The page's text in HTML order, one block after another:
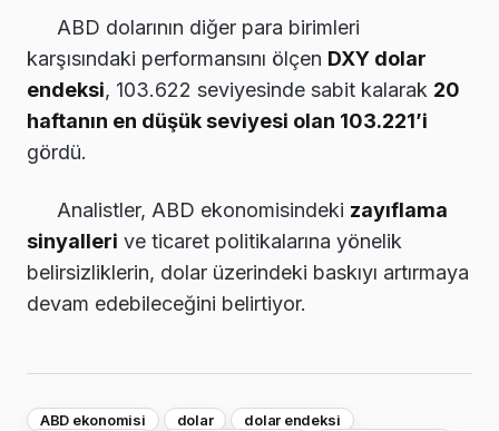
ABD dolarının diğer para birimleri
karşısındaki performansını ölçen DXY dolar
endeksi, 103.622 seviyesinde sabit kalarak 20
haftanın en düşük seviyesi olan 103.221’i
gördü.
Analistler, ABD ekonomisindeki zayıflama
sinyalleri ve ticaret politikalarına yönelik
belirsizliklerin, dolar üzerindeki baskıyı artırmaya
devam edebileceğini belirtiyor.
ABD ekonomisi dolar
dolar endeksi